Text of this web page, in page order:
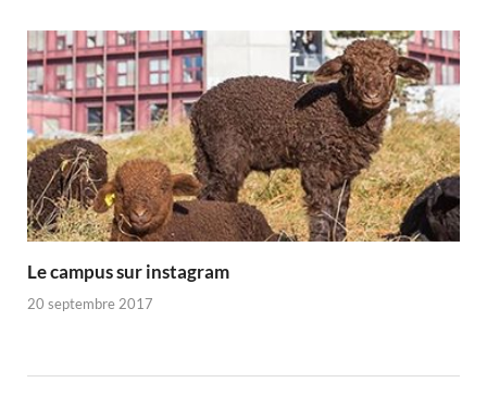
Le campus sur instagram
20 septembre 2017